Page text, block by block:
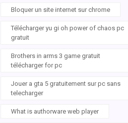
Bloquer un site internet sur chrome
Télécharger yu gi oh power of chaos pc
gratuit
Brothers in arms 3 game gratuit
télécharger for pc
Jouer a gta 5 gratuitement sur pc sans
telecharger
What is authorware web player